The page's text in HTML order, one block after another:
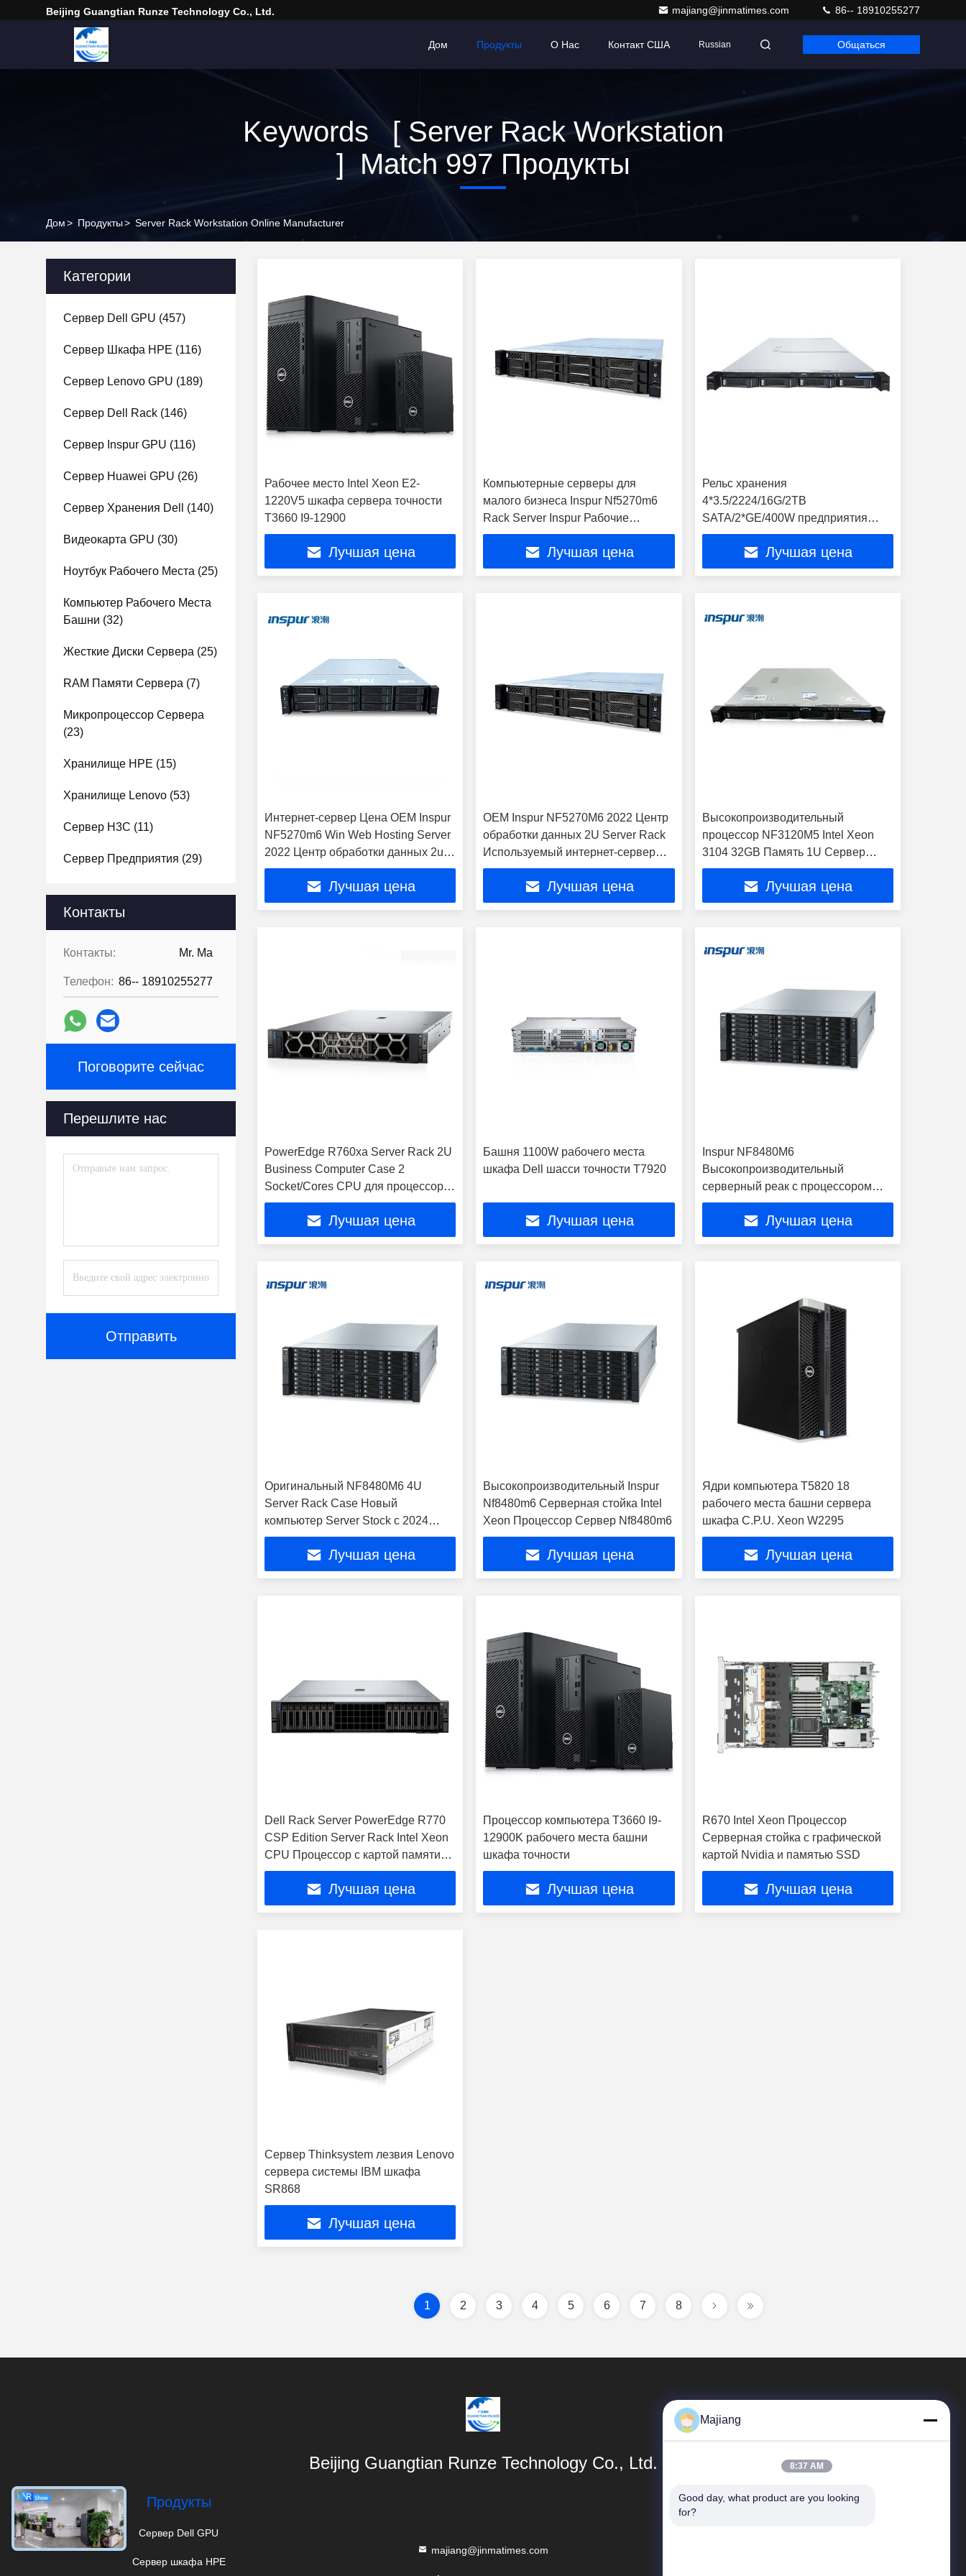
Beijing Guangtian Runze Technology Co., Ltd. majiang@jinmatimes.com 86-- 18910255277
Дом Продукты О Нас Контакт США Russian Общаться
Keywords [ Server Rack Workstation
] Match 997 Продукты
Дом> Продукты> Server Rack Workstation Online Manufacturer
Категории
Сервер Dell GPU (457)
Сервер Шкафа HPE (116)
Сервер Lenovo GPU (189)
Сервер Dell Rack (146)
Сервер Inspur GPU (116)
Сервер Huawei GPU (26)
Сервер Хранения Dell (140)
Видеокарта GPU (30)
Ноутбук Рабочего Места (25)
Компьютер Рабочего Места
Башни (32)
Жесткие Диски Сервера (25)
RAM Памяти Сервера (7)
Микропроцессор Сервера
(23)
Хранилище HPE (15)
Хранилище Lenovo (53)
Сервер H3C (11)
Сервер Предприятия (29)
Контакты
Контакты: Mr. Ma
Телефон: 86-- 18910255277
Поговорите сейчас
Перешлите нас
Отправить
Рабочее место Intel Xeon E2-
1220V5 шкафа сервера точности
T3660 I9-12900
Лучшая цена
Компьютерные серверы для
малого бизнеса Inspur Nf5270m6
Rack Server Inspur Рабочие
станции Серверы Nf5270m6
Лучшая цена
Рельс хранения
4*3.5/2224/16G/2TB
SATA/2*GE/400W предприятия
шкафа сервера Inspur NF3120M5
Лучшая цена
Интернет-сервер Цена OEM Inspur
NF5270m6 Win Web Hosting Server
2022 Центр обработки данных 2u
Серверная стойка
Лучшая цена
OEM Inspur NF5270M6 2022 Центр
обработки данных 2U Server Rack
Используемый интернет-сервер
для веб-хостинга Win NF5270M6
NF5270M6 Xeon процессор
Лучшая цена
Высокопроизводительный
процессор NF3120M5 Intel Xeon
3104 32GB Память 1U Сервер
Rack Сервер NF3120M5 Сервер
Лучшая цена
PowerEdge R760xa Server Rack 2U
Business Computer Case 2
Socket/Cores CPU для процессора
Intel Xeon GPU Установленная
оперативная память EMC
Лучшая цена
Башня 1100W рабочего места
шкафа Dell шасси точности T7920
Лучшая цена
Inspur NF8480M6
Высокопроизводительный
серверный реак с процессором
Intel Xeon NF8480M6 на складе
Лучшая цена
Оригинальный NF8480M6 4U
Server Rack Case Новый
компьютер Server Stock с 2024
5320H 20Cores 48 DIMM Slots 16GB
64GB DDR4 750W Поставка
Лучшая цена
Высокопроизводительный Inspur
Nf8480m6 Серверная стойка Intel
Xeon Процессор Сервер Nf8480m6
Лучшая цена
Ядри компьютера T5820 18
рабочего места башни сервера
шкафа C.P.U. Xeon W2295
Лучшая цена
Dell Rack Server PowerEdge R770
CSP Edition Server Rack Intel Xeon
CPU Процессор с картой памяти
SSD
Лучшая цена
Процессор компьютера T3660 I9-
12900K рабочего места башни
шкафа точности
Лучшая цена
R670 Intel Xeon Процессор
Серверная стойка с графической
картой Nvidia и памятью SSD
Лучшая цена
Сервер Thinksystem лезвия Lenovo
сервера системы IBM шкафа
SR868
Лучшая цена
1 2 3 4 5 6 7 8
Beijing Guangtian Runze Technology Co., Ltd.
Продукты
Сервер Dell GPU
Сервер шкафа HPE
majiang@jinmatimes.com
Быстрые Ссылки
Majiang
8:37 AM
Good day, what product are you looking
for?